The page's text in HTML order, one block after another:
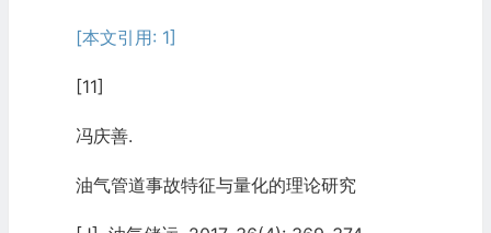
[本文引用: 1]
[11]
冯庆善.
油气管道事故特征与量化的理论研究